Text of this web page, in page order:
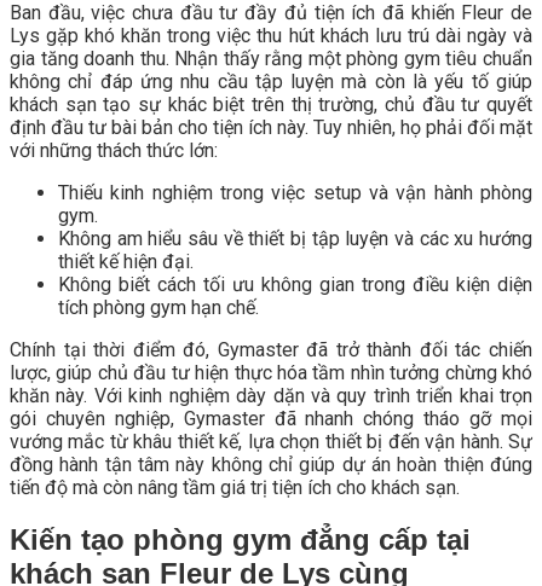
Ban đầu, việc chưa đầu tư đầy đủ tiện ích đã khiến Fleur de
Lys gặp khó khăn trong việc thu hút khách lưu trú dài ngày và
gia tăng doanh thu. Nhận thấy rằng một phòng gym tiêu chuẩn
không chỉ đáp ứng nhu cầu tập luyện mà còn là yếu tố giúp
khách sạn tạo sự khác biệt trên thị trường, chủ đầu tư quyết
định đầu tư bài bản cho tiện ích này. Tuy nhiên, họ phải đối mặt
với những thách thức lớn:
Thiếu kinh nghiệm trong việc setup và vận hành phòng
gym.
Không am hiểu sâu về thiết bị tập luyện và các xu hướng
thiết kế hiện đại.
Không biết cách tối ưu không gian trong điều kiện diện
tích phòng gym hạn chế.
Chính tại thời điểm đó, Gymaster đã trở thành đối tác chiến
lược, giúp chủ đầu tư hiện thực hóa tầm nhìn tưởng chừng khó
khăn này. Với kinh nghiệm dày dặn và quy trình triển khai trọn
gói chuyên nghiệp, Gymaster đã nhanh chóng tháo gỡ mọi
vướng mắc từ khâu thiết kế, lựa chọn thiết bị đến vận hành. Sự
đồng hành tận tâm này không chỉ giúp dự án hoàn thiện đúng
tiến độ mà còn nâng tầm giá trị tiện ích cho khách sạn.
Kiến tạo phòng gym đẳng cấp tại
khách sạn Fleur de Lys cùng